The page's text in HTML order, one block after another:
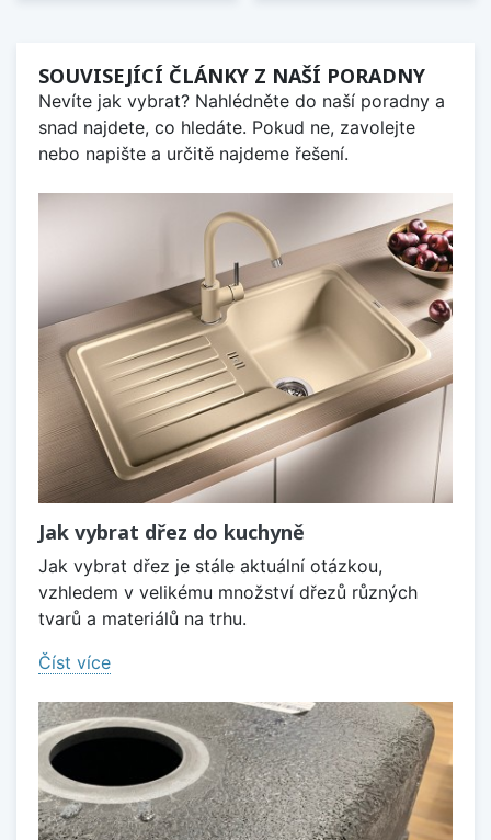
SOUVISEJÍCÍ ČLÁNKY Z NAŠÍ PORADNY
Nevíte jak vybrat? Nahlédněte do naší poradny a
snad najdete, co hledáte. Pokud ne, zavolejte
nebo napište a určitě najdeme řešení.
Jak vybrat dřez do kuchyně
Jak vybrat dřez je stále aktuální otázkou,
vzhledem v velikému množství dřezů různých
tvarů a materiálů na trhu.
Číst více